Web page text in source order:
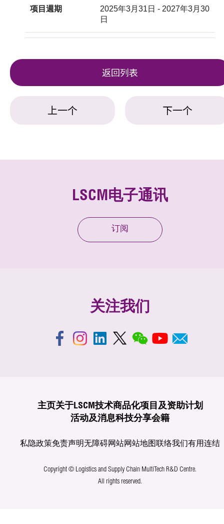
项目週期
2025年3月31日 - 2027年3月30
日
返回列表
上一个 下一个
LSCM电子通讯
订阅
关注我们
主页关于LSCM技术商品化项目及资助计划
活动及消息科技分享会籍
私隐政策免责声明无障碍网站网站地图联络我们有用连结
Copyright © Logistics and Supply Chain MultiTech R&D Centre.
All rights reserved.